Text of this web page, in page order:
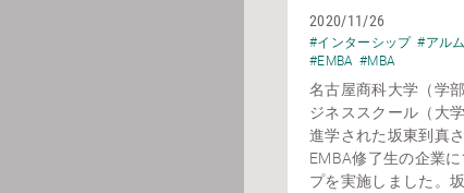
2020/11/26
#インターシップ #アル
#EMBA #MBA
名古屋商科大学（学
ジネススクール（大
進学された坂東到真
EMBA修了生の企業
プを実施しました。